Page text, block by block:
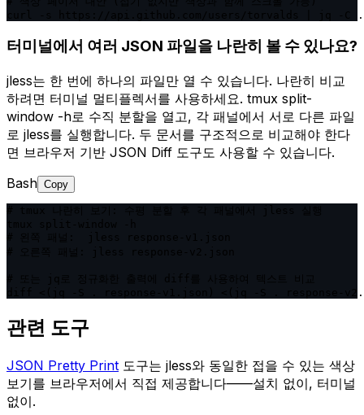
curl -s https://api.github.com/users/torvalds | jq -C
터미널에서 여러 JSON 파일을 나란히 볼 수 있나요?
jless는 한 번에 하나의 파일만 열 수 있습니다. 나란히 비교
하려면 터미널 멀티플렉서를 사용하세요. tmux split-
window -h로 수직 분할을 열고, 각 패널에서 서로 다른 파일
로 jless를 실행합니다. 두 문서를 구조적으로 비교해야 한다
면 브라우저 기반 JSON Diff 도구도 사용할 수 있습니다.
Bash Copy
diff <(jq -S . response-v1.json) <(jq -S . response-
관련 도구
JSON Pretty Print 도구는 jless와 동일한 접을 수 있는 색상
보기를 브라우저에서 직접 제공합니다——설치 없이, 터미널
없이.